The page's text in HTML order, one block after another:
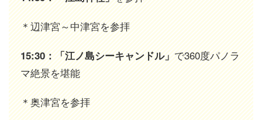
＊辺津宮～中津宮を参拝
15:30：「江ノ島シーキャンドル」で360度パノラ
マ絶景を堪能
＊奥津宮を参拝